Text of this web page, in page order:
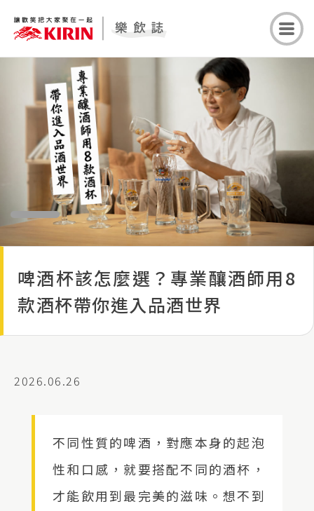
啤酒杯該怎麼選？專業釀酒師用8
款酒杯帶你進入品酒世界
2026.06.26
不同性質的啤酒，對應本身的起泡
性和口感，就要搭配不同的酒杯，
才能飲用到最完美的滋味。想不到